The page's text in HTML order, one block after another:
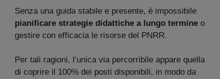
Senza una guida stabile e presente, è impossibile
pianificare strategie didattiche a lungo termine o
gestire con efficacia le risorse del PNRR.
Per tali ragioni, l’unica via percorribile appare quella
di coprire il 100% dei posti disponibili, in modo da